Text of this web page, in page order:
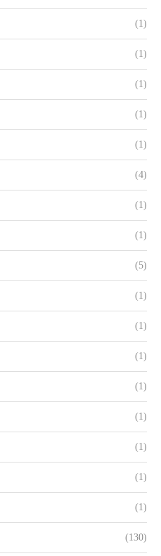
(1)
(1)
(1)
(1)
(1)
(4)
(1)
(1)
(5)
(1)
(1)
(1)
(1)
(1)
(1)
(1)
(1)
(130)